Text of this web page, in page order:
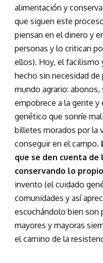
alimentación y
que siguen este
piensan en el dinero y
personas y lo critican
ellos). Hoy, el facilismo
hecho sin necesidad
mundo agrario: abonos,
empobrece a la gente y
genético que sonríe
billetes morados por la
conseguir en el campo.
que se den cuenta de
conservando lo propio
invento (el cuidado
comunidades y así
escuchándolo bien son
mayores y mayoras
el camino de la